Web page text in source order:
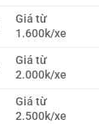
Giá từ
1.600k/xe
Giá từ
2.000k/xe
Giá từ
2.500k/xe